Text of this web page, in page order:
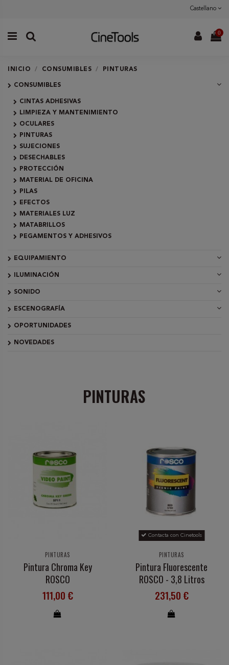
Castellano
0
INICIO CONSUMIBLES PINTURAS
PINTURAS
PINTURAS
Pintura Chroma Key
ROSCO
111,00 €
Contacta con Cinetools
PINTURAS
Pintura Fluorescente
ROSCO - 3,8 Litros
231,50 €
CONSUMIBLES
CINTAS ADHESIVAS
LIMPIEZA Y MANTENIMIENTO
OCULARES
PINTURAS
SUJECIONES
DESECHABLES
PROTECCIÓN
MATERIAL DE OFICINA
PILAS
EFECTOS
MATERIALES LUZ
MATABRILLOS
PEGAMENTOS Y ADHESIVOS
EQUIPAMIENTO
ILUMINACIÓN
SONIDO
ESCENOGRAFÍA
OPORTUNIDADES
NOVEDADES